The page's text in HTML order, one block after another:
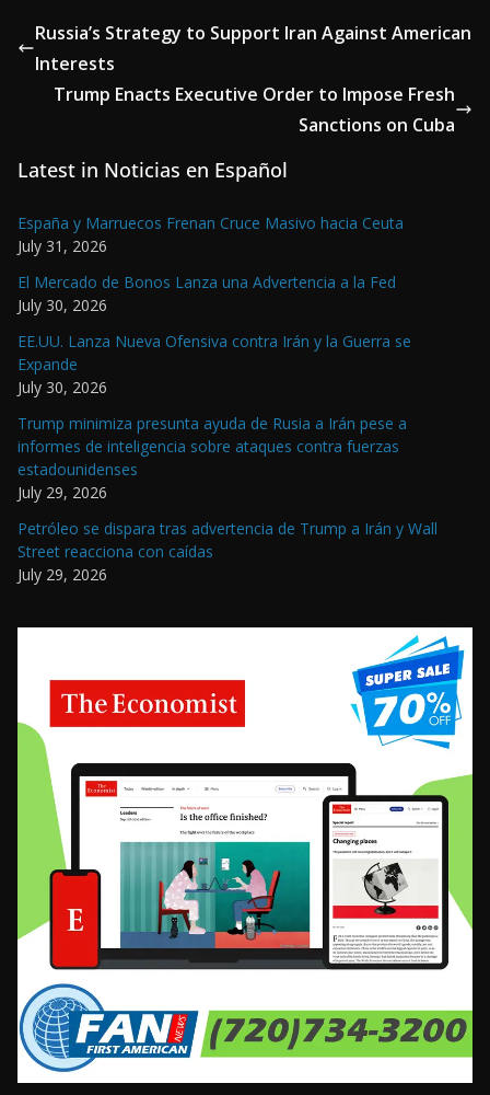
Russia’s Strategy to Support Iran Against American
Interests
Trump Enacts Executive Order to Impose Fresh
Sanctions on Cuba
Latest in Noticias en Español
España y Marruecos Frenan Cruce Masivo hacia Ceuta
July 31, 2026
El Mercado de Bonos Lanza una Advertencia a la Fed
July 30, 2026
EE.UU. Lanza Nueva Ofensiva contra Irán y la Guerra se
Expande
July 30, 2026
Trump minimiza presunta ayuda de Rusia a Irán pese a
informes de inteligencia sobre ataques contra fuerzas
estadounidenses
July 29, 2026
Petróleo se dispara tras advertencia de Trump a Irán y Wall
Street reacciona con caídas
July 29, 2026